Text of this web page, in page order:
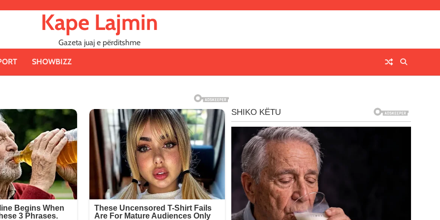
Kape Lajmin
Gazeta juaj e përditshme
SHOWBIZZ